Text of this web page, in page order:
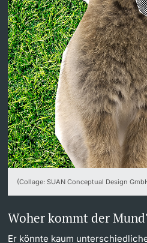
weitere Informationen
(Collage: SUAN Conceptual Design
Woher kommt der
Er könnte kaum